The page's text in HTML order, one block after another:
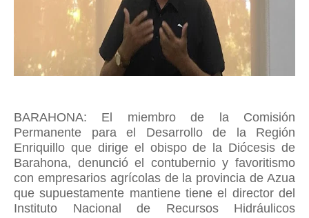
BARAHONA: El miembro de la Comisión
Permanente para el Desarrollo de la Región
Enriquillo que dirige el obispo de la Diócesis de
Barahona, denunció el contubernio y favoritismo
con empresarios agrícolas de la provincia de Azua
que supuestamente mantiene tiene el director del
Instituto Nacional de Recursos Hidráulicos